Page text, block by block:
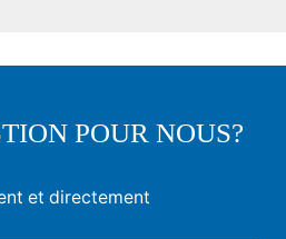
POUR NOUS?
et directement